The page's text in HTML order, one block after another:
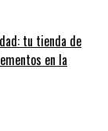
tu tienda de
en la